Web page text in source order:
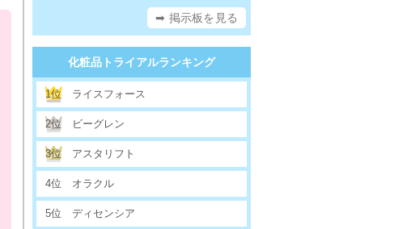
➡ 掲示板を見る
化粧品トライアルランキング
1位 ライスフォース
2位 ビーグレン
3位 アスタリフト
4位 オラクル
5位 ディセンシア